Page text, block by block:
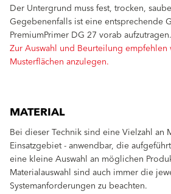
Der Untergrund muss fest, trocken,
Gegebenenfalls ist eine entsprechende
PremiumPrimer DG 27 vorab aufzutragen.
Zur Auswahl und Beurteilung
Musterflächen anzulegen.
MATERIAL
Bei dieser Technik sind eine Vielzahl an
Einsatzgebiet - anwendbar, die
eine kleine Auswahl an möglichen
Materialauswahl sind auch immer die
Systemanforderungen zu beachten.